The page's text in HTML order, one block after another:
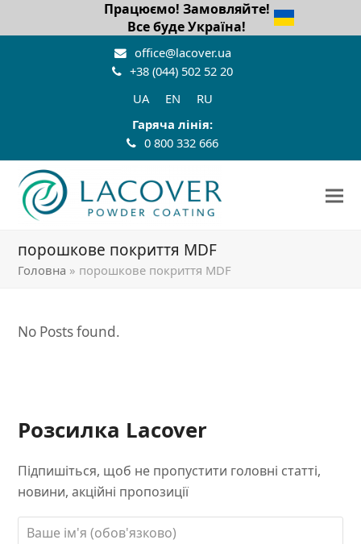
Працюємо! Замовляйте!
Все буде Україна!
office@lacover.ua
+38 (044) 502 52 20
UA
EN
RU
Гаряча лінія:
0 800 332 666
порошкове покриття MDF
Головна » порошкове покриття MDF
No Posts found.
Розсилка Lacover
Підпишіться, щоб не пропустити головні статті,
новини, акційні пропозиції